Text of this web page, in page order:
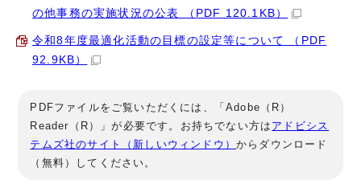
の他事務の実施状況の公表 （PDF 120.1KB）
令和8年度最適化活動の目標の設定等について （PDF
92.9KB）
PDFファイルをご覧いただくには、「Adobe（R）
Reader（R）」が必要です。お持ちでない方は アドビシス
テムズ社のサイト（新しいウィンドウ）からダウンロード
（無料）してください。